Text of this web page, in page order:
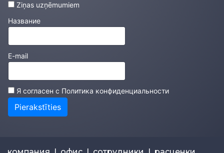
Ziņas uzņēmumiem
Название
E-mail
Я согласен с Политика конфиденциальности
Pierakstīties